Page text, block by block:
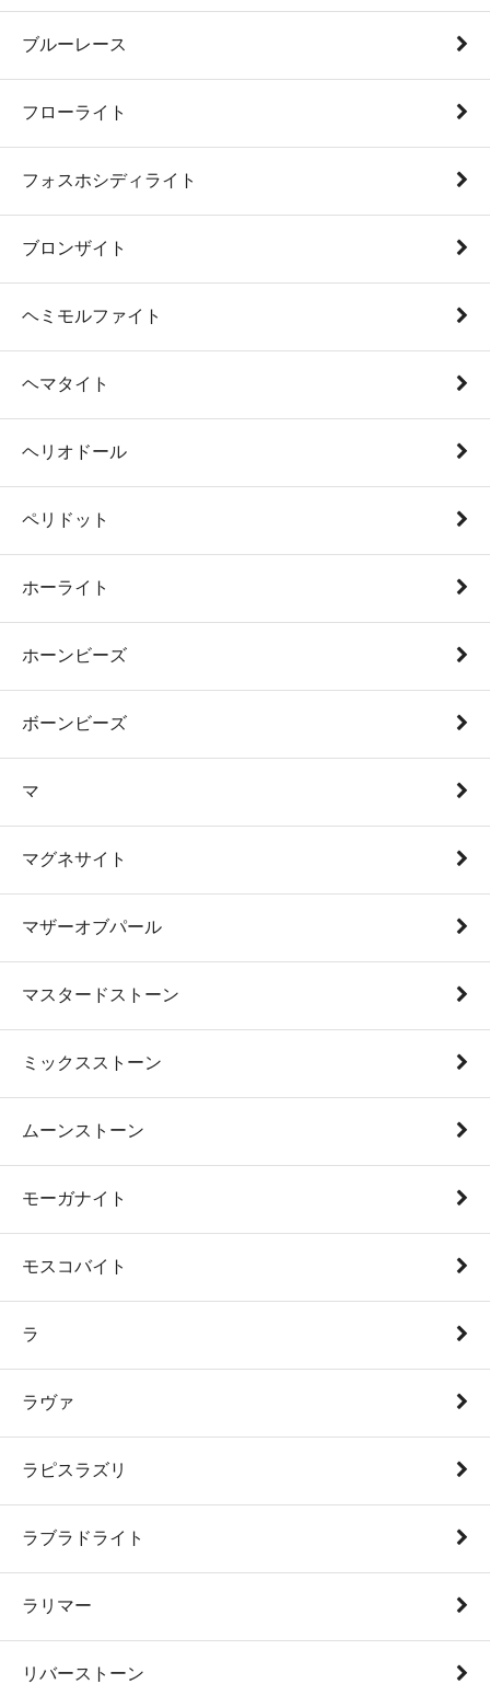
ブルーレース
フローライト
フォスホシディライト
ブロンザイト
ヘミモルファイト
ヘマタイト
ヘリオドール
ペリドット
ホーライト
ホーンビーズ
ボーンビーズ
マ
マグネサイト
マザーオブパール
マスタードストーン
ミックスストーン
ムーンストーン
モーガナイト
モスコバイト
ラ
ラヴァ
ラピスラズリ
ラブラドライト
ラリマー
リバーストーン